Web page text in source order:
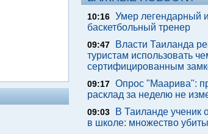
10:16 Умер легендарный
баскетбольный тренер
09:47
Власти Таиланда
туристам использовать
сертифицированным
09:17 Опрос "Mаарива":
расклад за неделю не
09:03
В Таиланде ученик
в школе: множество